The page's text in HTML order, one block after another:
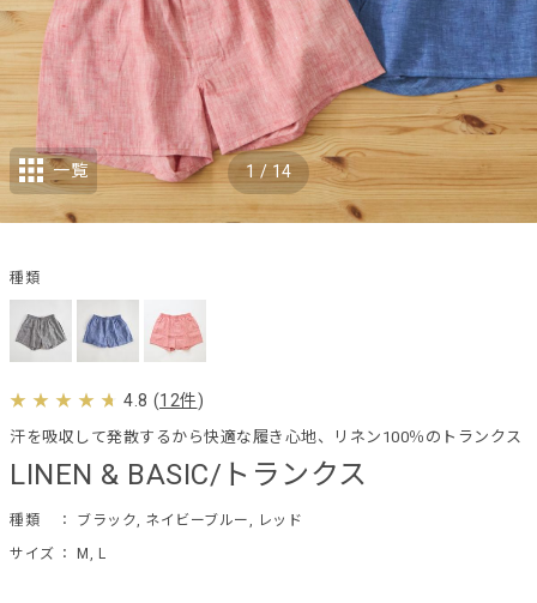
LINEN & BASIC/トランクス
汗を吸収して発散するから快適な履き心地、リネン100％のトランクス
種類
： ブラック, ネイビーブルー, レッド
サイズ ： M, L
4.8 (12件)
1 / 14
一覧
種類